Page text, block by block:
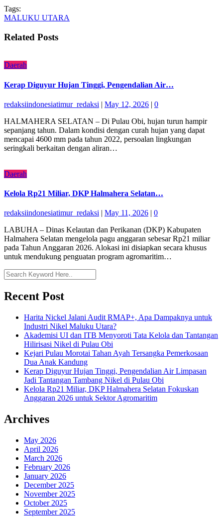
Tags:
MALUKU UTARA
Related Posts
Daerah
Kerap Diguyur Hujan Tinggi, Pengendalian Air…
redaksiindonesiatimur_redaksi | May 12, 2026 | 0
HALMAHERA SELATAN – Di Pulau Obi, hujan turun hampir
sepanjang tahun. Dalam kondisi dengan curah hujan yang dapat
mencapai 4600 mm pada tahun 2022, persoalan lingkungan
seringkali berkaitan dengan aliran…
Daerah
Kelola Rp21 Miliar, DKP Halmahera Selatan…
redaksiindonesiatimur_redaksi | May 11, 2026 | 0
LABUHA – Dinas Kelautan dan Perikanan (DKP) Kabupaten
Halmahera Selatan mengelola pagu anggaran sebesar Rp21 miliar
pada Tahun Anggaran 2026. Alokasi ini disiapkan secara khusus
untuk mendukung penguatan program agromaritim…
Recent Post
Harita Nickel Jalani Audit RMAP+, Apa Dampaknya untuk
Industri Nikel Maluku Utara?
Akademisi UI dan ITB Menyoroti Tata Kelola dan Tantangan
Hilirisasi Nikel di Pulau Obi
Kejari Pulau Morotai Tahan Ayah Tersangka Pemerkosaan
Dua Anak Kandung
Kerap Diguyur Hujan Tinggi, Pengendalian Air Limpasan
Jadi Tantangan Tambang Nikel di Pulau Obi
Kelola Rp21 Miliar, DKP Halmahera Selatan Fokuskan
Anggaran 2026 untuk Sektor Agromaritim
Archives
May 2026
April 2026
March 2026
February 2026
January 2026
December 2025
November 2025
October 2025
September 2025